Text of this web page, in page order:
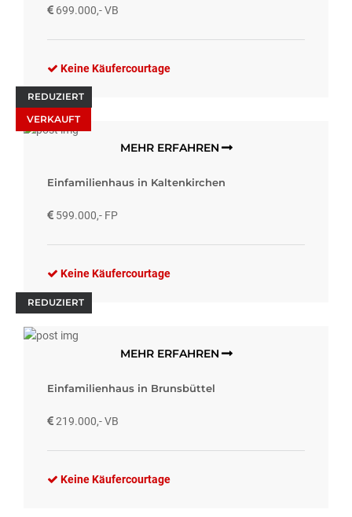
699.000,- VB
Keine Käufercourtage
VERKAUFT
REDUZIERT
MEHR ERFAHREN
Einfamilienhaus in Kaltenkirchen
599.000,- FP
Keine Käufercourtage
REDUZIERT
MEHR ERFAHREN
Einfamilienhaus in Brunsbüttel
219.000,- VB
Keine Käufercourtage